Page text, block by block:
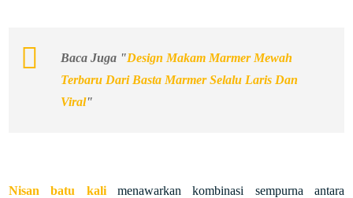
Baca Juga "Design Makam Marmer Mewah
Terbaru Dari Basta Marmer Selalu Laris Dan
Viral"
Nisan batu kalimenawarkan kombinasi sempurna antara